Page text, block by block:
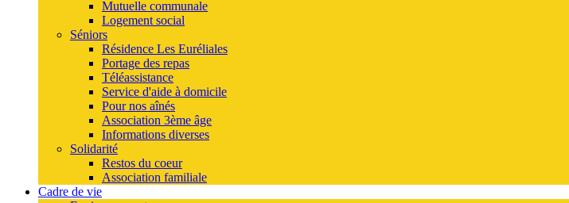
Mutuelle communale
Logement social
Séniors
Résidence Les Euréliales
Portage des repas
Téléassistance
Service d'aide à domicile
Pour nos aînés
Association 3ème âge
Informations diverses
Solidarité
Restos du coeur
Association familiale
Cadre de vie